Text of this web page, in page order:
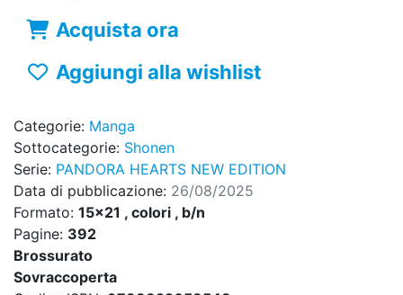
Acquista ora
Aggiungi alla wishlist
Categorie: Manga
Sottocategorie: Shonen
Serie: PANDORA HEARTS NEW EDITION
Data di pubblicazione: 26/08/2025
Formato: 15x21 , colori , b/n
Pagine: 392
Brossurato
Sovraccoperta